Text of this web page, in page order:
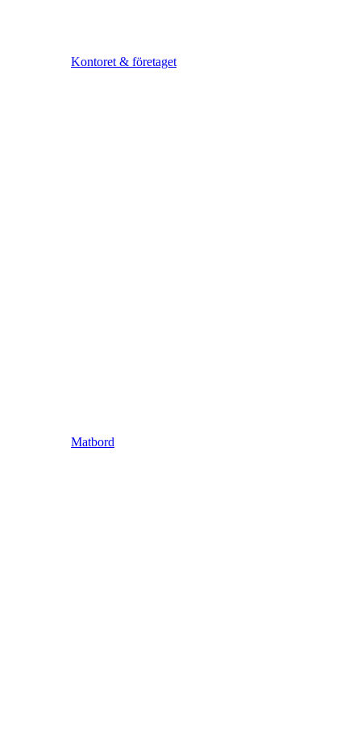
Kontoret & företaget
Matbord